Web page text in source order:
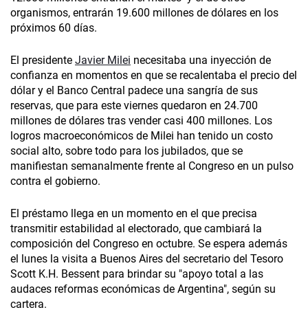
organismos, entrarán 19.600 millones de dólares en los
próximos 60 días.
El presidente Javier Milei necesitaba una inyección de
confianza en momentos en que se recalentaba el precio del
dólar y el Banco Central padece una sangría de sus
reservas, que para este viernes quedaron en 24.700
millones de dólares tras vender casi 400 millones. Los
logros macroeconómicos de Milei han tenido un costo
social alto, sobre todo para los jubilados, que se
manifiestan semanalmente frente al Congreso en un pulso
contra el gobierno.
El préstamo llega en un momento en el que precisa
transmitir estabilidad al electorado, que cambiará la
composición del Congreso en octubre. Se espera además
el lunes la visita a Buenos Aires del secretario del Tesoro
Scott K.H. Bessent para brindar su "apoyo total a las
audaces reformas económicas de Argentina", según su
cartera.